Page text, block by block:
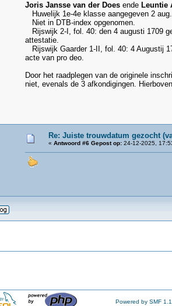
Joris Jansse van der Does ende Leuntie
Huwelijk 1e-4e klasse aangegeven 2
Niet in DTB-index opgenomen.
Rijswijk 2-I, fol. 40: den 4 augusti 1709
attestatie.
Rijswijk Gaarder 1-II, fol. 40: 4 Augustij
acte van pro deo.
Door het raadplegen van de originele
niet, evenals de 3 afkondigingen.
Re: Juiste trouwdatum gezocht
« Antwoord #6 Gepost op: 24-12-2025,
Powered by SMF